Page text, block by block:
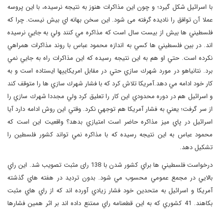
با اسرائيل شكل گيرد؛ و چون اين مذاكرات هنوز به نتيجه نرسيده، با اين پروسه
عملا آن توافق را ناديده گرفته می شود. اين سخن بهانه اي بيش نيست. چرا كه
فلسطيني ها بیش از بيست سال است كه مذاكره مي كنند ولي به جايي نرسيده
اند. در بين فلسطيني ها كسي به اندازه محمود عباس با روند مذاكرات همراهي
نكرده است. حتي او هم به اين نتيجه رسيده كه اين مذاكرات راه به جايي نمي
برد. نتانياهو در مورد شهرك سازي حتي در مقابل امريكاييها ايستاده است و به
كار خود ادامه مي دهد.آمريكا تلاش كرد كه با فشار شهرك سازي ها را متوقف كند
و اسرائيل هم در دوره محدودي اين كار را تعليق كرد ولي مجددا شهرك سازي را
از سر گرفت؛ يعني به فشار آمريكا هم توجهي نكرد. وقتي اين روش ادامه دارد آيا
اسرائیل در پاي ميز مذاكره حاضر است امتيازي بدهد؟ واقعيت اين است كه
محمود عباس به اين نتيجه رسيده كه با مذاكره نمي تواند كشور فلسطين را
تشكيل دهد.
درخواست فلسطيني ها براي كشور شدن با 138 رای مثبت تصويب شد. اين راي
بالايي در مجمع عمومي محسوب مي شود. بدون ترديد در هفته هاي گذشته
آمريكا و اسرائيل به متحدين خود فشار زيادي آورده اند كه از راي هاي مثبت
بكاهند. 41 كشوري كه به اين قطعنامه راي ممتنع داده اند بر اثر همين فشارها